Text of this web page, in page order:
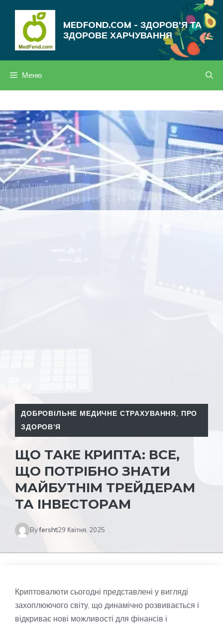
MEDFOND.COM - ЗДОРОВ'Я ТА
ЗДОРОВЕ ХАРЧУВАННЯ
Меню
ДОБРОВІЛЬНЕ МЕДИЧНЕ СТРАХУВАННЯ, ПРО
ЗДОРОВ'Я
ЩО ТАКЕ КРИПТА: ВСЕ,
ЩО ПОТРІБНО ЗНАТИ
МАЙБУТНІМ ТРЕЙДЕРАМ
ТА ІНВЕСТОРАМ
Byfersht29 Квітня, 2025
Криптовалюти сьогодні представлені у вигляді
захоплюючого світу, що динамічно розвивається і
відкриває нові можливості для фінансів і